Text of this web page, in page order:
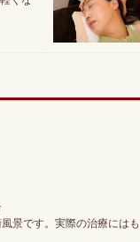
景です。実際の治療には